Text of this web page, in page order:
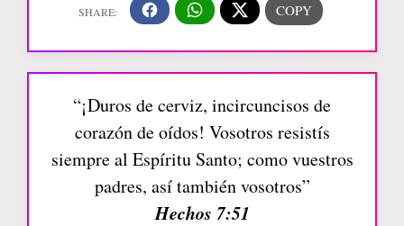
“¡Duros de cerviz, incircuncisos de
corazón de oídos! Vosotros resistís
siempre al Espíritu Santo; como vuestros
padres, así también vosotros”
Hechos 7:51